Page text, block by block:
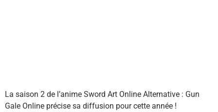
La saison 2 de l’anime Sword Art Online Alternative : Gun
Gale Online précise sa diffusion pour cette année !